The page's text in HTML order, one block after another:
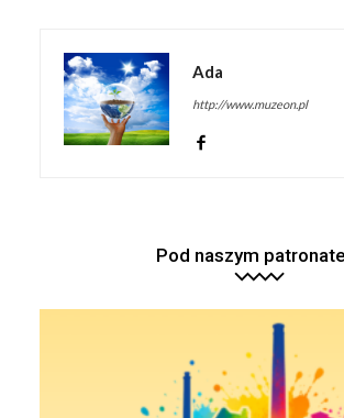
Ada
http://www.muzeon.pl
Pod naszym